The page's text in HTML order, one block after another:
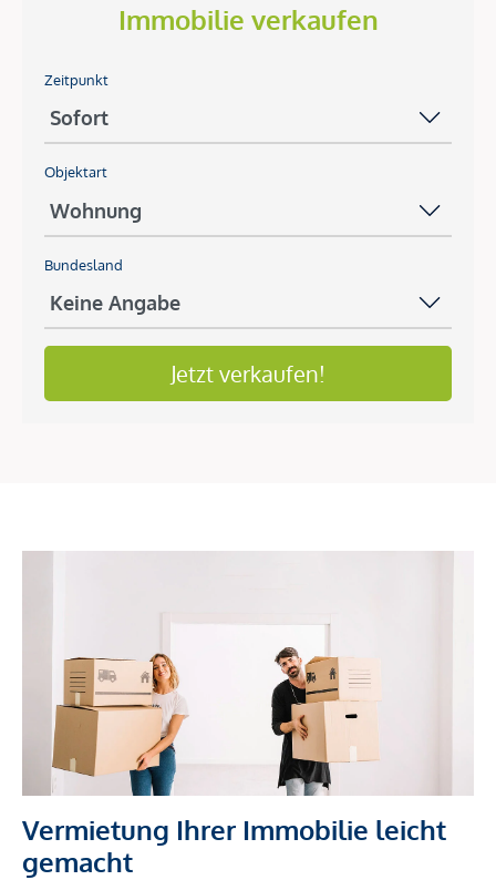
Immobilie verkaufen
Zeitpunkt
Objektart
Bundesland
Jetzt verkaufen!
Vermietung Ihrer Immobilie leicht
gemacht